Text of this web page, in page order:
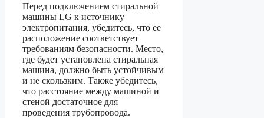
Перед подключением стиральной
машины LG к источнику
электропитания, убедитесь, что ее
расположение соответствует
требованиям безопасности. Место,
где будет установлена стиральная
машина, должно быть устойчивым
и не скользким. Также убедитесь,
что расстояние между машиной и
стеной достаточное для
проведения трубопровода.